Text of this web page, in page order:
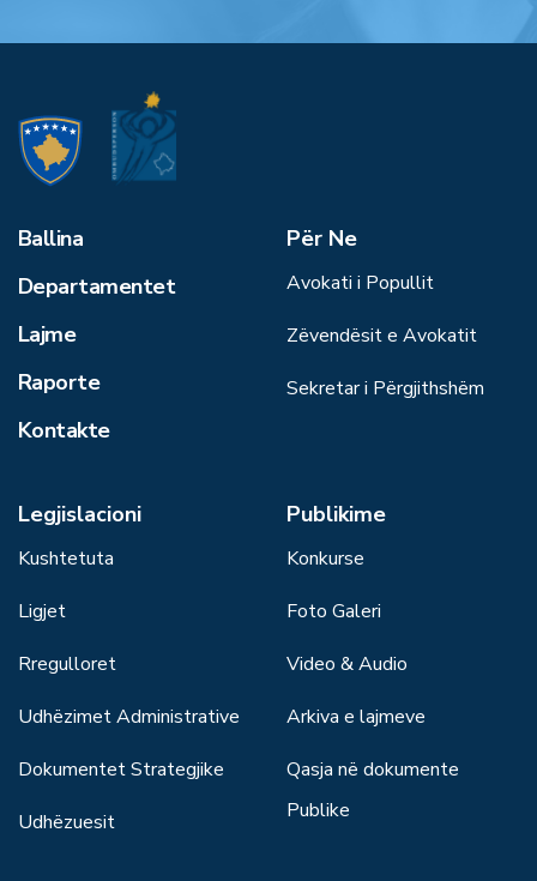
Ballina
Departamentet
Lajme
Raporte
Kontakte
Për Ne
Avokati i Popullit
Zëvendësit e Avokatit
Sekretar i Përgjithshëm
Legjislacioni
Kushtetuta
Ligjet
Rregulloret
Udhëzimet Administrative
Dokumentet Strategjike
Udhëzuesit
Publikime
Konkurse
Foto Galeri
Video & Audio
Arkiva e lajmeve
Qasja në dokumente
Publike